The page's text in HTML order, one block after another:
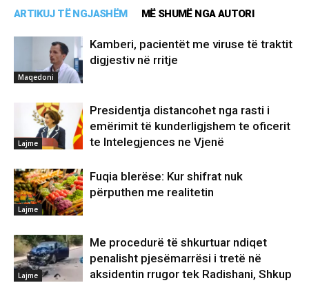
ARTIKUJ TË NGJASHËM MË SHUMË NGA AUTORI
Maqedoni
Kamberi, pacientët me viruse të traktit
digjestiv në rritje
Lajme
Presidentja distancohet nga rasti i
emërimit të kunderligjshem te oficerit
te Intelegjences ne Vjenë
Lajme
Fuqia blerëse: Kur shifrat nuk
përputhen me realitetin
Lajme
Me procedurë të shkurtuar ndiqet
penalisht pjesëmarrësi i tretë në
aksidentin rrugor tek Radishani, Shkup